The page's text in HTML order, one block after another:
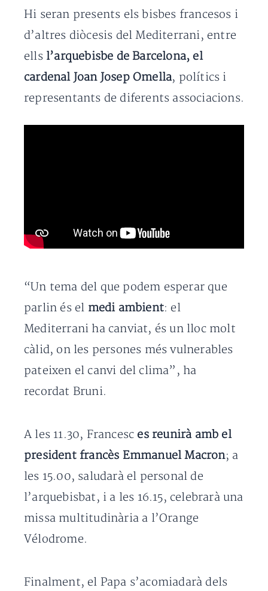
Hi seran presents els bisbes francesos i
d’altres diòcesis del Mediterrani, entre
ells l’arquebisbe de Barcelona, el
cardenal Joan Josep Omella, polítics i
representants de diferents associacions.
“Un tema del que podem esperar que
parlin és el medi ambient: el
Mediterrani ha canviat, és un lloc molt
càlid, on les persones més vulnerables
pateixen el canvi del clima”, ha
recordat Bruni.
A les 11.30, Francesc es reunirà amb el
president francès Emmanuel Macron; a
les 15.00, saludarà el personal de
l’arquebisbat, i a les 16.15, celebrarà una
missa multitudinària a l’Orange
Vélodrome.
Finalment, el Papa s’acomiadarà dels